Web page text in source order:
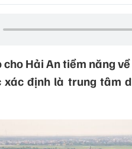
Hải An tiềm năng
định là trung tâm